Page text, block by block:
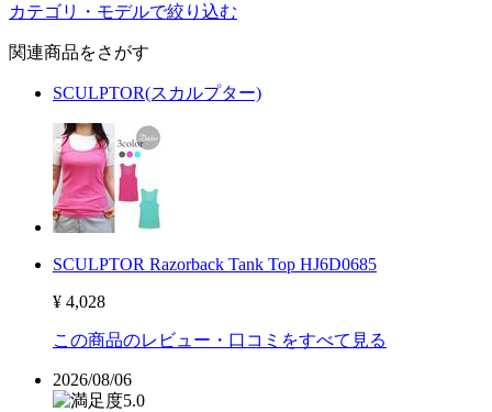
カテゴリ・モデルで絞り込む
関連商品をさがす
SCULPTOR(スカルプター)
SCULPTOR Razorback Tank Top HJ6D0685
¥ 4,028
この商品のレビュー・口コミをすべて見る
2026/08/06
5.0